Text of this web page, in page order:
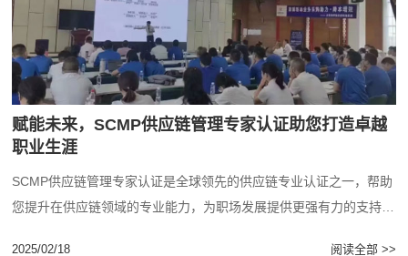
赋能未来，SCMP供应链管理专家认证助您打造卓越
职业生涯
SCMP供应链管理专家认证是全球领先的供应链专业认证之一，帮助
您提升在供应链领域的专业能力，为职场发展提供更强有力的支持和
2025/02/18 阅读全部 >>